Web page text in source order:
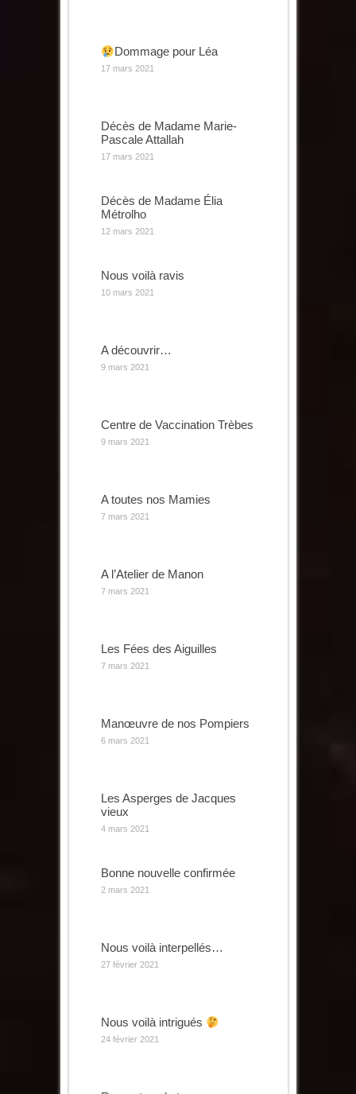
Dommage pour Léa
17 mars 2021
Décès de Madame Marie-
Pascale Attallah
17 mars 2021
Décès de Madame Élia
Métrolho
12 mars 2021
Nous voilà ravis
10 mars 2021
A découvrir…
9 mars 2021
Centre de Vaccination Trèbes
9 mars 2021
A toutes nos Mamies
7 mars 2021
A l’Atelier de Manon
7 mars 2021
Les Fées des Aiguilles
7 mars 2021
Manœuvre de nos Pompiers
6 mars 2021
Les Asperges de Jacques
vieux
4 mars 2021
Bonne nouvelle confirmée
2 mars 2021
Nous voilà interpellés…
27 février 2021
Nous voilà intrigués
24 février 2021